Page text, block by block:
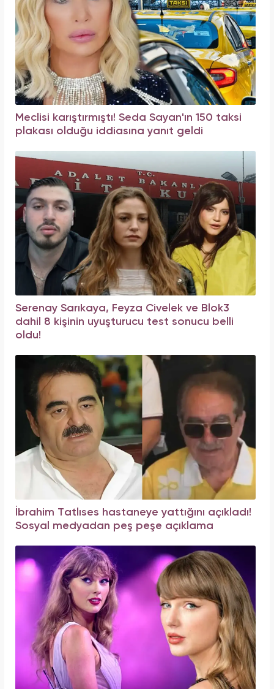
Meclisi karıştırmıştı! Seda Sayan'ın 150 taksi
plakası olduğu iddiasına yanıt geldi
Serenay Sarıkaya, Feyza Civelek ve Blok3
dahil 8 kişinin uyuşturucu test sonucu belli
oldu!
İbrahim Tatlıses hastaneye yattığını açıkladı!
Sosyal medyadan peş peşe açıklama